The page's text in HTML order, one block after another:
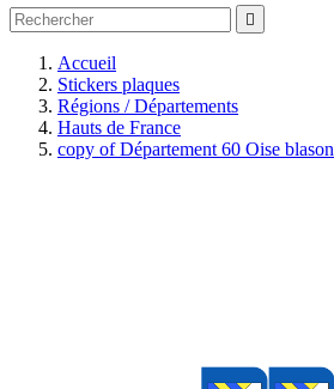

Accueil
Stickers plaques
Régions / Départements
Hauts de France
copy of Département 60 Oise blason